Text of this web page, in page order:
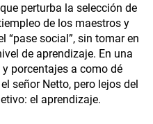
perturba la selección de
de los maestros y
“pase social”, sin tomar en
de aprendizaje. En una
porcentajes a como dé
señor Netto, pero lejos del
el aprendizaje.